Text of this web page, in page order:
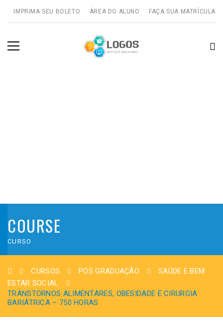
IMPRIMA SEU BOLETO ÁREA DO ALUNO FAÇA SUA MATRÍCULA
COURSE
CURSO
CURSOS PÓS GRADUAÇÃO
SAÚDE E BEM
ESTAR SOCIAL
TRANSTORNOS ALIMENTARES, OBESIDADE E CIRURGIA
BARIÁTRICA – 750 HORAS